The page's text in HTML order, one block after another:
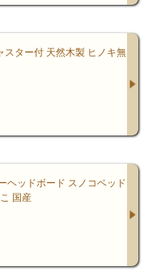
スター付 天然木製 ヒノキ無
ヘッドボード スノコベッド
国産